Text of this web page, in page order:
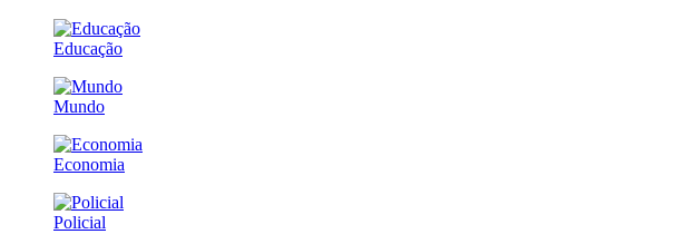
Educação
Mundo
Economia
Policial